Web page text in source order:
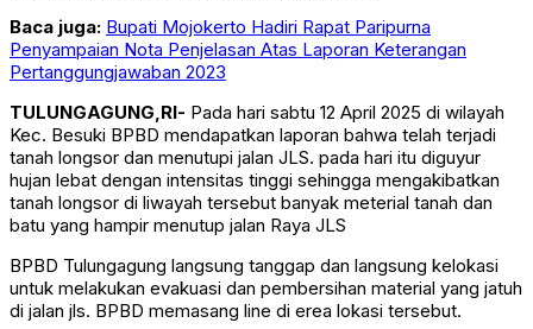
Baca juga: Bupati Mojokerto Hadiri Rapat Paripurna
Penyampaian Nota Penjelasan Atas Laporan Keterangan
Pertanggungjawaban 2023
TULUNGAGUNG,RI- Pada hari sabtu 12 April 2025 di wilayah
Kec. Besuki BPBD mendapatkan laporan bahwa telah terjadi
tanah longsor dan menutupi jalan JLS. pada hari itu diguyur
hujan lebat dengan intensitas tinggi sehingga mengakibatkan
tanah longsor di liwayah tersebut banyak meterial tanah dan
batu yang hampir menutup jalan Raya JLS
BPBD Tulungagung langsung tanggap dan langsung kelokasi
untuk melakukan evakuasi dan pembersihan material yang jatuh
di jalan jls. BPBD memasang line di erea lokasi tersebut.